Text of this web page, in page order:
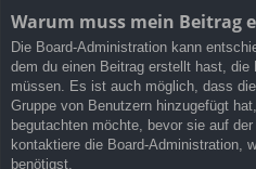
Warum muss mein Beitrag
Die Board-Administration kann
dem du einen Beitrag erstellt hast, die
müssen. Es ist auch möglich, dass
Gruppe von Benutzern hinzugefügt
begutachten möchte, bevor sie auf
kontaktiere die Board-Administration,
benötigst.